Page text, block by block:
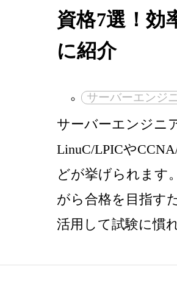
資格7選！効
に紹介
サーバーエンジ
サーバーエンジニ
LinuC/LPICや
どが挙げられます
がら合格を目指す
活用して試験に慣